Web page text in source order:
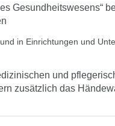
Gesundheitswesens“
in Einrichtungen und
und
zusätzlich das